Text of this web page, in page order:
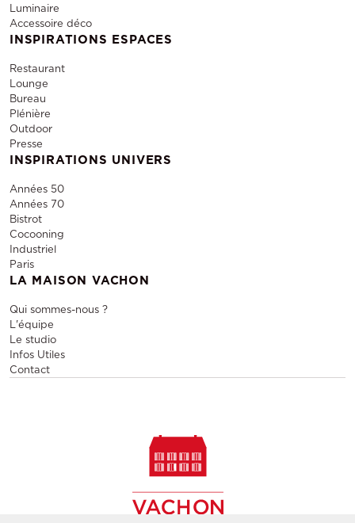
Luminaire
Accessoire déco
INSPIRATIONS ESPACES
Restaurant
Lounge
Bureau
Plénière
Outdoor
Presse
INSPIRATIONS UNIVERS
Années 50
Années 70
Bistrot
Cocooning
Industriel
Paris
LA MAISON VACHON
Qui sommes-nous ?
L'équipe
Le studio
Infos Utiles
Contact